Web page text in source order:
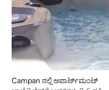
Campan ನಲ್ಲಿ ಅಪಾರ್ಟ್‌ಮಂಟ್